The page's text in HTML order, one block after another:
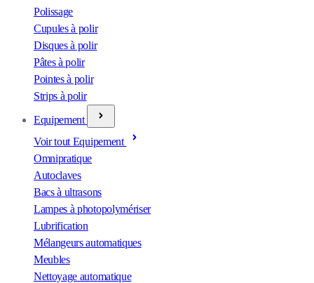
Polissage
Cupules à polir
Disques à polir
Pâtes à polir
Pointes à polir
Strips à polir
Equipement
Voir tout Equipement
Omnipratique
Autoclaves
Bacs à ultrasons
Lampes à photopolymériser
Lubrification
Mélangeurs automatiques
Meubles
Nettoyage automatique